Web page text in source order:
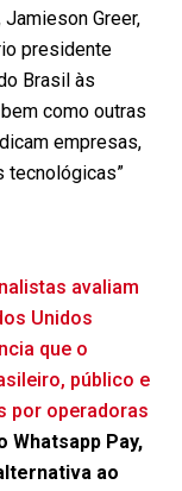
Greer,
presidente
Brasil às
como outras
empresas,
tecnológicas”
avaliam
Unidos
que o
público e
por operadoras
Whatsapp Pay,
ao